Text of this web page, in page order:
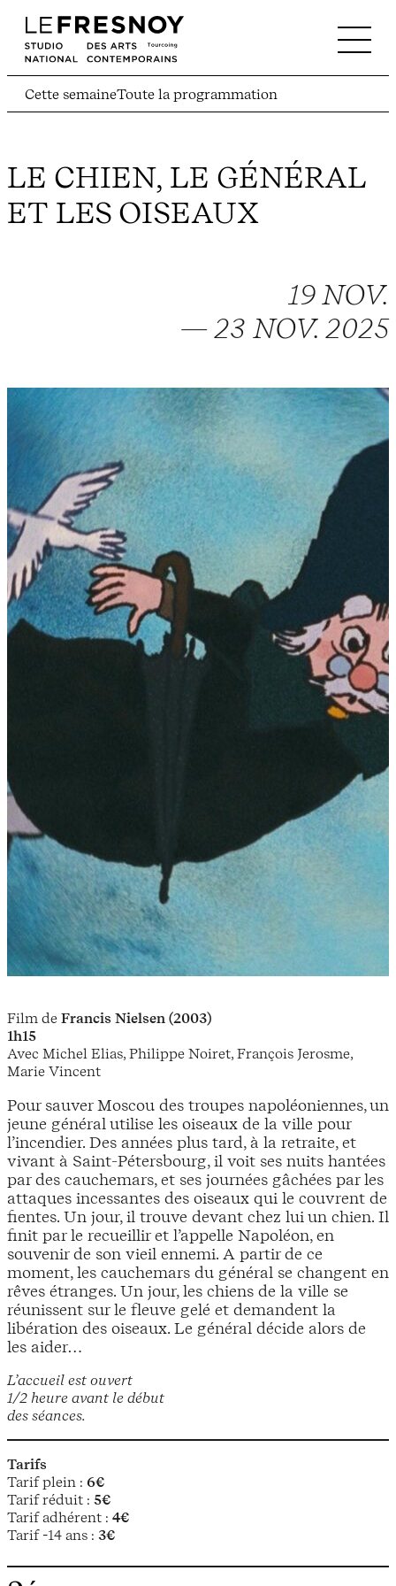
Cette semaineToute la programmation
LE CHIEN, LE GÉNÉRAL
ET LES OISEAUX
19 NOV.
— 23 NOV. 2025
L’accueil est ouvert
1/2 heure avant le début
des séances.
Tarifs
Tarif plein : 6€
Tarif réduit : 5€
Tarif adhérent : 4€
Tarif -14 ans : 3€
Film de Francis Nielsen (2003)
1h15
Avec Michel Elias, Philippe Noiret, François Jerosme,
Marie Vincent
Pour sauver Moscou des troupes napoléoniennes, un
jeune général utilise les oiseaux de la ville pour
l’incendier. Des années plus tard, à la retraite, et
vivant à Saint-Pétersbourg, il voit ses nuits hantées
par des cauchemars, et ses journées gâchées par les
attaques incessantes des oiseaux qui le couvrent de
fientes. Un jour, il trouve devant chez lui un chien. Il
finit par le recueillir et l’appelle Napoléon, en
souvenir de son vieil ennemi. A partir de ce
moment, les cauchemars du général se changent en
rêves étranges. Un jour, les chiens de la ville se
réunissent sur le fleuve gelé et demandent la
libération des oiseaux. Le général décide alors de
les aider…